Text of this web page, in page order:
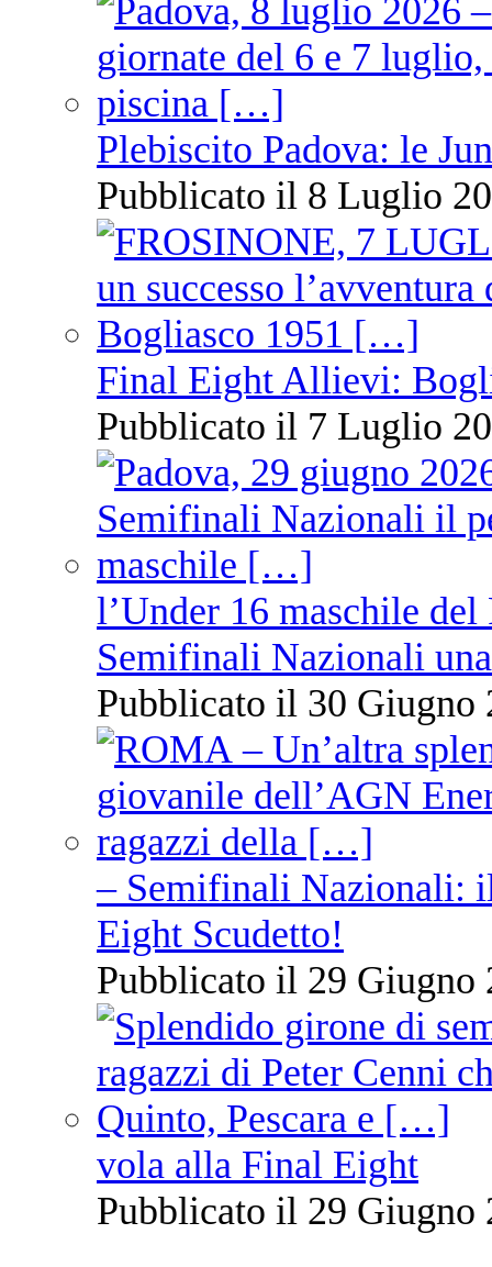
Plebiscito Padova: le
Pubblicato il 8 Luglio
Final Eight Allievi:
Pubblicato il 7 Luglio
l’Under 16 maschile
Semifinali Nazionali
Pubblicato il 30 Giugno
– Semifinali Nazionali:
Eight Scudetto!
Pubblicato il 29 Giugno
vola alla Final Eight
Pubblicato il 29 Giugno